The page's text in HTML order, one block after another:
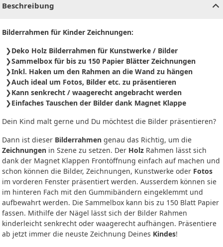
Beschreibung
Bilderrahmen für Kinder Zeichnungen:
Deko Holz Bilderrahmen für Kunstwerke / Bilder
Sammelbox für bis zu 150 Papier Blätter Zeichnungen
Inkl. Haken um den Rahmen an die Wand zu hängen
Auch ideal um Fotos, Bilder etc. zu präsentieren
Kann senkrecht / waagerecht angebracht werden
Einfaches Tauschen der Bilder dank Magnet Klappe
Dein Kind malt gerne und Du möchtest die Bilder präsentieren?
Dann ist dieser Bilderrahmen genau das Richtig, um die
Zeichnungen in Szene zu setzen. Der Holz Rahmen lässt sich
dank der Magnet Klappen Frontöffnung einfach auf machen und
schon können die Bilder, Zeichnungen, Kunstwerke oder Fotos
im vorderen Fenster präsentiert werden. Ausserdem können sie
im hinteren Fach mit den Gummibändern eingeklemmt und
aufbewahrt werden. Die Sammelbox kann bis zu 150 Blatt Papier
fassen. Mithilfe der Nägel lässt sich der Bilder Rahmen
kinderleicht senkrecht oder waagerecht aufhängen. Präsentiere
ab jetzt immer die neuste Zeichnung Deines Kindes!